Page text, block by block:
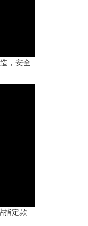
，安全
指定款